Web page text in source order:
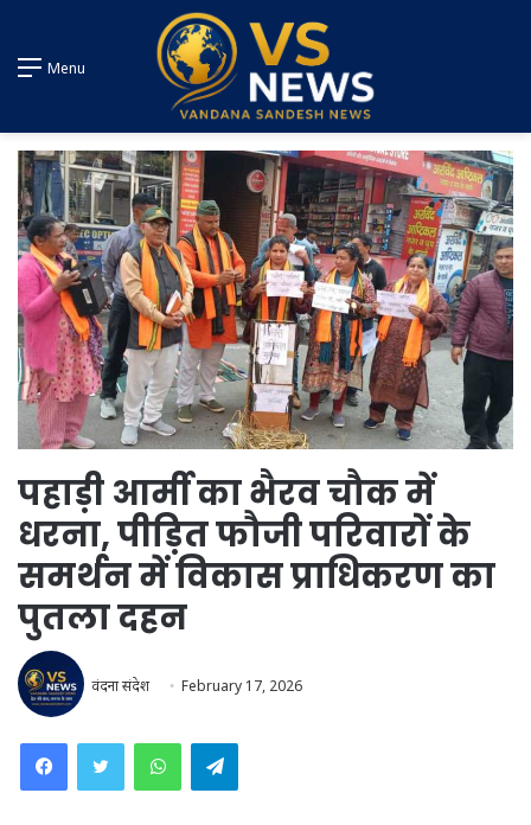
Menu
पहाड़ी आर्मी का भैरव चौक में
धरना, पीड़ित फौजी परिवारों के
समर्थन में विकास प्राधिकरण का
पुतला दहन
वंदना संदेश February 17, 2026
WhatsAppTelegram